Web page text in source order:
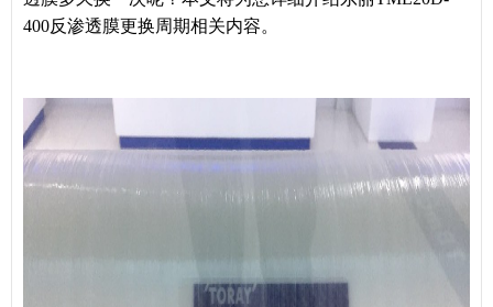
400反渗透膜更换周期相关内容。